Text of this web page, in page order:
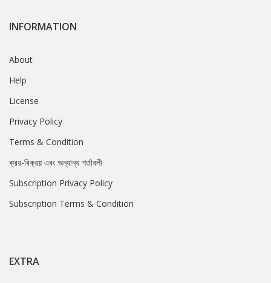
INFORMATION
About
Help
License
Privacy Policy
Terms & Condition
ক্রয়-বিক্রয় এবং অন্যান্য শর্তাবলী
Subscription Privacy Policy
Subscription Terms & Condition
EXTRA